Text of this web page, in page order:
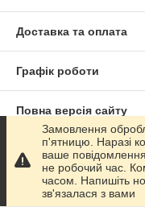
Доставка та оплата
Графік роботи
Повна версія сайту
Сайт створено на
Політика
Замовлення
п'ятницю. Наразі
ваше
не робочий час.
часом. Напишіть
зв'язалася з вами